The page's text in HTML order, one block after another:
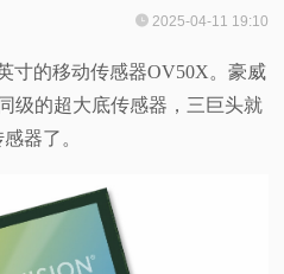
2025-04-11 19:10
寸的移动传感器OV50X。豪威
级的超大底传感器，三巨头就
器了。